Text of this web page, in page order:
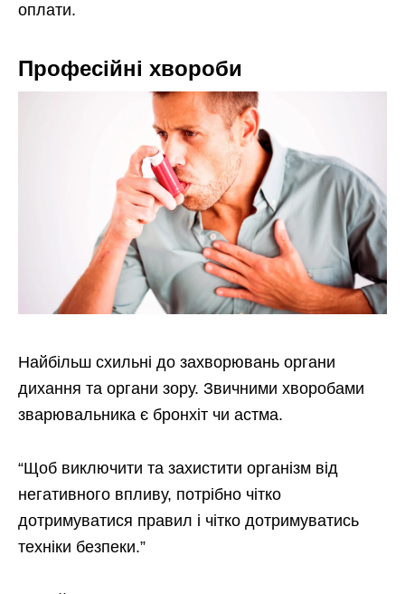
оплати.
Професійні хвороби
Найбільш схильні до захворювань органи
дихання та органи зору. Звичними хворобами
зварювальника є бронхіт чи астма.
“Щоб виключити та захистити організм від
негативного впливу, потрібно чітко
дотримуватися правил і чітко дотримуватись
техніки безпеки.”